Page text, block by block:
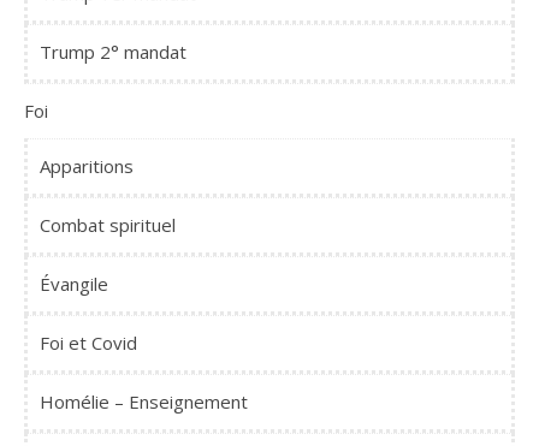
Trump 2° mandat
Foi
Apparitions
Combat spirituel
Évangile
Foi et Covid
Homélie – Enseignement